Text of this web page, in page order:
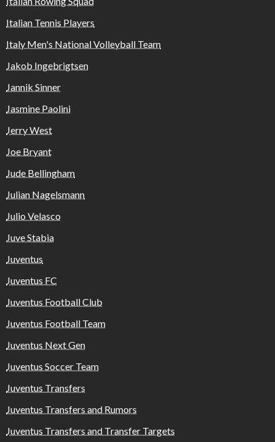
Italian Tennis Players
Italy Men's National Volleyball Team
Jakob Ingebrigtsen
Jannik Sinner
Jasmine Paolini
Jerry West
Joe Bryant
Jude Bellingham
Julian Nagelsmann
Julio Velasco
Juve Stabia
Juventus
Juventus FC
Juventus Football Club
Juventus Football Team
Juventus Next Gen
Juventus Soccer Team
Juventus Transfers
Juventus Transfers and Rumors
Juventus Transfers and Transfer Targets